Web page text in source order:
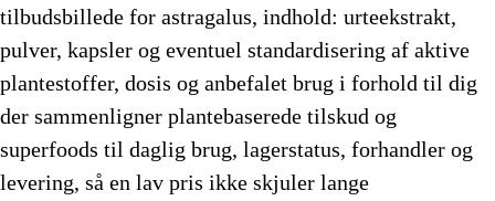
tilbudsbillede for astragalus, indhold: urteekstrakt,
pulver, kapsler og eventuel standardisering af aktive
plantestoffer, dosis og anbefalet brug i forhold til dig
der sammenligner plantebaserede tilskud og
superfoods til daglig brug, lagerstatus, forhandler og
levering, så en lav pris ikke skjuler lange